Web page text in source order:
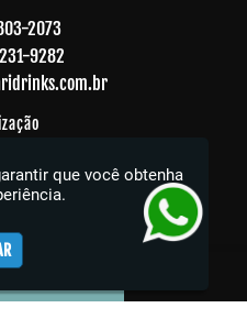
2073
9282
- Guarulhos / SP -
010
muito mais elegante
que você obtenha